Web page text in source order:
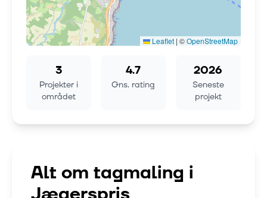
Leaflet | ©OpenStreetMap
3
Projekter i
området
4.7
Gns. rating
2026
Seneste
projekt
Alt om tagmaling i